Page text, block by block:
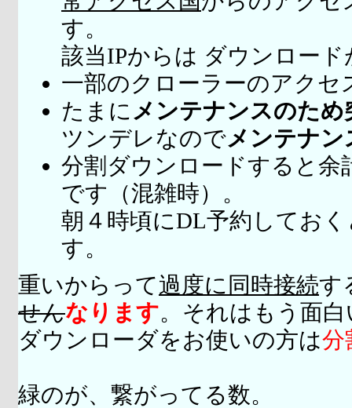
す。
該当IPからは ダウンロー
一部のクローラーのアクセ
たまに メンテナンスのため
ツンデレなのでメンテナ
分割ダウンロードすると余
です（混雑時）。
朝４時頃にDL予約してお
す。
重いからって過度に同時接続す
せんなります。それはもう面
ダウンローダをお使いの方は分
緑のが、繋がってる数。